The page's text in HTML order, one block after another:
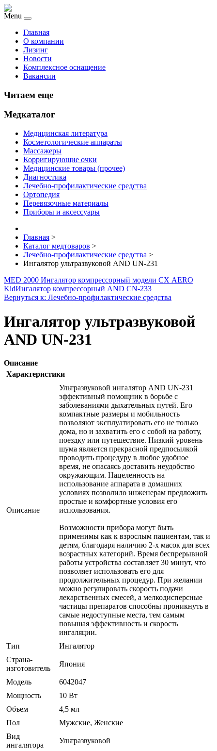
Menu
Главная
О компании
Лизинг
Новости
Комплексное оснащение
Вакансии
Читаем еще
Медкаталог
Медицинская литература
Косметологические аппараты
Массажеры
Корригирующие очки
Медицинские товары (прочее)
Диагностика
Лечебно-профилактические средства
Ортопедия
Перевязочные материалы
Приборы и аксессуары
Главная >
Каталог медтоваров >
Лечебно-профилактические средства >
Ингалятор ультразвуковой AND UN-231
MED 2000 Ингалятор компрессорный модели СХ AERO
KidИнгалятор компрессорный AND CN-233
Вернуться к: Лечебно-профилактические средства
Ингалятор ультразвуковой
AND UN-231
Описание
Характеристики
Описание
Ультразвуковой ингалятор AND UN-231
эффективный помощник в борьбе с
заболеваниями дыхательных путей. Его
компактные размеры и мобильность
позволяют эксплуатировать его не только
дома, но и захватить его с собой на работу,
поездку или путешествие. Низкий уровень
шума является прекрасной предпосылкой
проводить процедуру в любое удобное
время, не опасаясь доставить неудобство
окружающим. Нацеленность на
использование аппарата в домашних
условиях позволило инженерам предложить
простые и комфортные условия его
использования.
Возможности прибора могут быть
применимы как к взрослым пациентам, так и
детям, благодаря наличию 2-х масок для всех
возрастных категорий. Время беспрерывной
работы устройства составляет 30 минут, что
позволяет использовать его для
продолжительных процедур. При желании
можно регулировать скорость подачи
лекарственных смесей, а мелкодисперсные
частицы препаратов способны проникнуть в
самые недоступные места, тем самым
повышая эффективность и скорость
ингаляции.
Тип
Ингалятор
Страна-
изготовитель
Япония
Модель
6042047
Мощность
10 Вт
Объем
4,5 мл
Пол
Мужские, Женские
Вид
ингалятора
Ультразвуковой